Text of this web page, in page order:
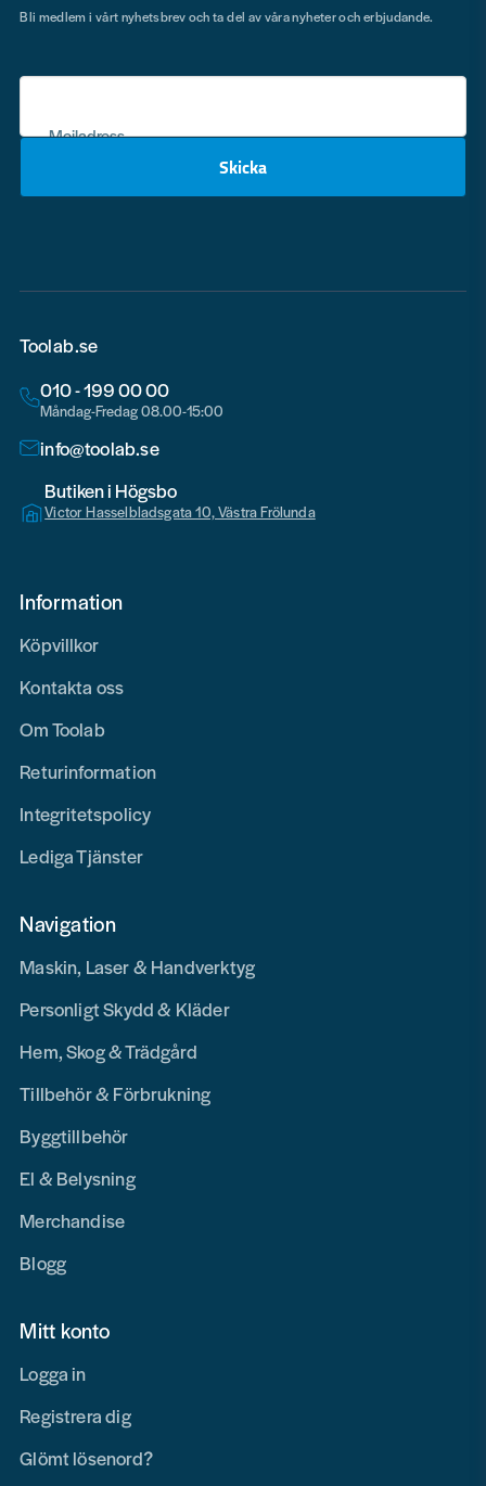
Mejladress
Skicka
Bli medlem i vårt nyhetsbrev och ta del av våra nyheter och erbjudande.
Toolab.se
010 - 199 00 00
Måndag-Fredag 08.00-15:00
info@toolab.se
Butiken i Högsbo
Victor Hasselbladsgata 10, Västra Frölunda
Information
Köpvillkor
Kontakta oss
Om Toolab
Returinformation
Integritetspolicy
Lediga Tjänster
Navigation
Maskin, Laser & Handverktyg
Personligt Skydd & Kläder
Hem, Skog & Trädgård
Tillbehör & Förbrukning
Byggtillbehör
El & Belysning
Merchandise
Blogg
Mitt konto
Logga in
Registrera dig
Glömt lösenord?